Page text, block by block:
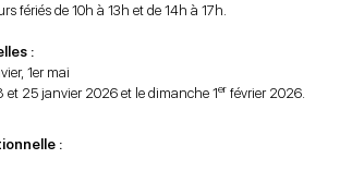
fériés de 10h à 13h et de 14h à 17h.
:
1er mai
et 25 janvier 2026 et le dimanche 1er février 2026.
: